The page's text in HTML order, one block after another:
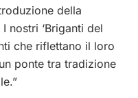
della
nostri ‘Briganti del
che riflettano il loro
ponte tra tradizione